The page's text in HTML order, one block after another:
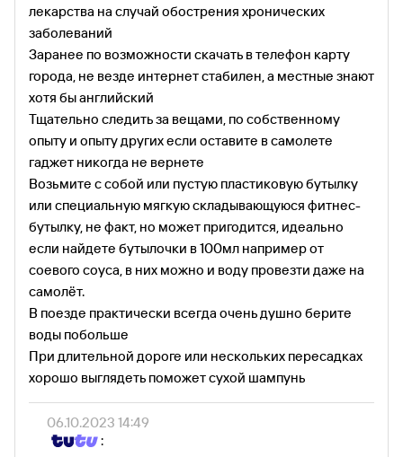
лекарства на случай обострения хронических
заболеваний
Заранее по возможности скачать в телефон карту
города, не везде интернет стабилен, а местные знают
хотя бы английский
Тщательно следить за вещами, по собственному
опыту и опыту других если оставите в самолете
гаджет никогда не вернете
Возьмите с собой или пустую пластиковую бутылку
или специальную мягкую складывающуюся фитнес-
бутылку, не факт, но может пригодится, идеально
если найдете бутылочки в 100мл например от
соевого соуса, в них можно и воду провезти даже на
самолёт.
В поезде практически всегда очень душно берите
воды побольше
При длительной дороге или нескольких пересадках
хорошо выглядеть поможет сухой шампунь
06.10.2023 14:49
: